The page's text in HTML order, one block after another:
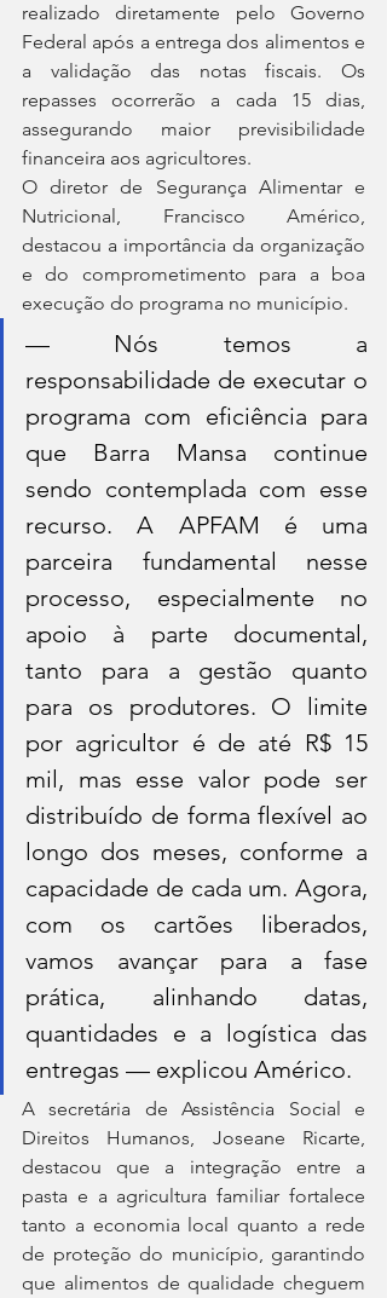
realizado diretamente pelo Governo
Federal após a entrega dos alimentos e
a validação das notas fiscais. Os
repasses ocorrerão a cada 15 dias,
assegurando maior previsibilidade
financeira aos agricultores.
O diretor de Segurança Alimentar e
Nutricional, Francisco Américo,
destacou a importância da organização
e do comprometimento para a boa
execução do programa no município.
— Nós temos a
responsabilidade de executar o
programa com eficiência para
que Barra Mansa continue
sendo contemplada com esse
recurso. A APFAM é uma
parceira fundamental nesse
processo, especialmente no
apoio à parte documental,
tanto para a gestão quanto
para os produtores. O limite
por agricultor é de até R$ 15
mil, mas esse valor pode ser
distribuído de forma flexível ao
longo dos meses, conforme a
capacidade de cada um. Agora,
com os cartões liberados,
vamos avançar para a fase
prática, alinhando datas,
quantidades e a logística das
entregas — explicou Américo.
A secretária de Assistência Social e
Direitos Humanos, Joseane Ricarte,
destacou que a integração entre a
pasta e a agricultura familiar fortalece
tanto a economia local quanto a rede
de proteção do município, garantindo
que alimentos de qualidade cheguem